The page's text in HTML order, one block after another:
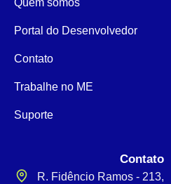
Quem somos
Portal do Desenvolvedor
Contato
Trabalhe no ME
Suporte
Contato
R. Fidêncio Ramos - 213,